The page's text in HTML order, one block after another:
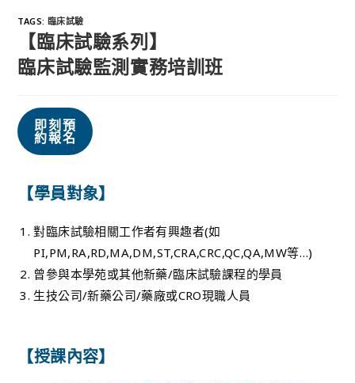
TAGS: 臨床試驗
【臨床試驗系列】
臨床試驗監測實務培訓班
即刻預
約報名
【學員對象】
對臨床試驗相關工作者有興趣者(如
PI,PM,RA,RD,MA,DM,ST,CRA,CRC,QC,QA,MW等…)
曾參與本學苑或其他新藥/臨床試驗課程的學員
生技公司/新藥公司/藥廠或CRO現職人員
【授課內容】